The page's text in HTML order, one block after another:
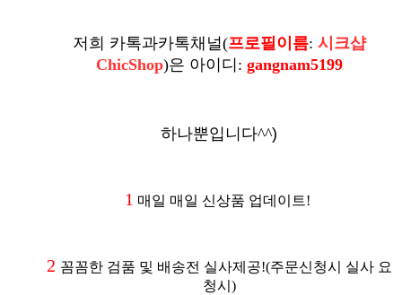
저희 카톡과카톡채널(프로필이름: 시크샵
ChicShop)은 아이디: gangnam5199
하나뿐입니다^^)
1 매일 매일 신상품 업데이트!
2 꼼꼼한 검품 및 배송전 실사제공!(주문신청시 실사 요
청시 )